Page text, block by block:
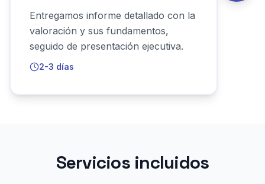
Entregamos informe detallado con la
valoración y sus fundamentos,
seguido de presentación ejecutiva.
2-3 días
Servicios incluidos